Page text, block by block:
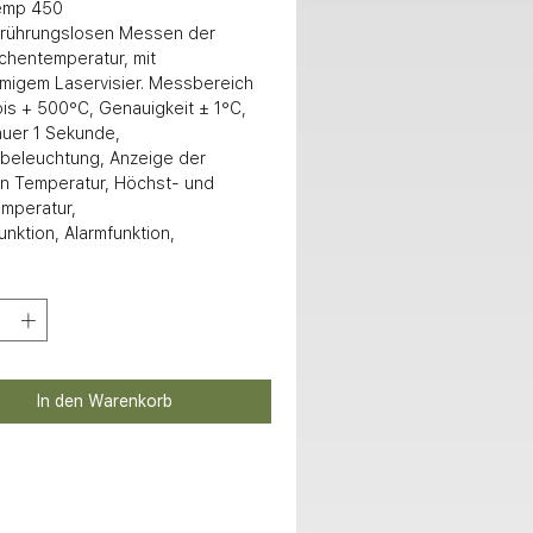
450
mit
Laservisier. Messbereich
+ 500°C, Genauigkeit ± 1°C,
1 Sekunde,
Temperatur, Höchst- und
SB-verpackt
In den Warenkorb